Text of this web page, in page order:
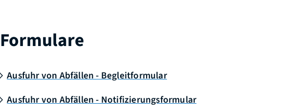
Formulare
Ausfuhr von Abfällen - Begleitformular
Ausfuhr von Abfällen - Notifizierungsformular